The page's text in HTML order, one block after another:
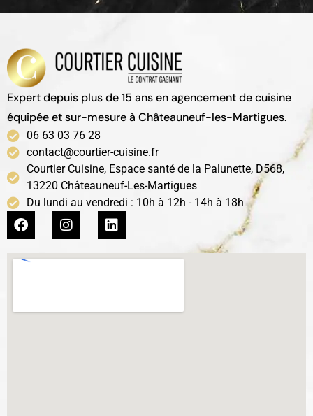
Expert depuis plus de 15 ans en agencement de cuisine
équipée et sur-mesure à Châteauneuf-les-Martigues.
06 63 03 76 28
contact@courtier-cuisine.fr
Courtier Cuisine, Espace santé de la Palunette, D568,
13220 Châteauneuf-Les-Martigues
Du lundi au vendredi : 10h à 12h - 14h à 18h